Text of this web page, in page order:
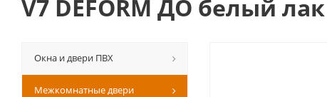
V7 DEFORM ДО белый лак
Окна и двери ПВХ
Межкомнатные двери